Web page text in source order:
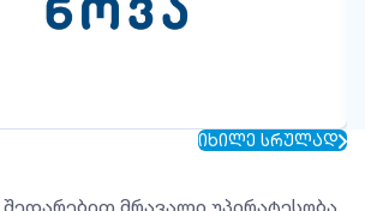
ᲘᲮᲘᲚᲔ ᲡᲠᲣᲚᲐᲓ